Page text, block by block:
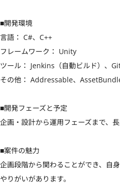
■開発環境
言語： C#、C++
フレームワーク： Unity
ツール： Jenkins（自動ビルド）、
その他： Addressable、
■開発フェーズと予定
企画・設計から運用フェーズまで、
■案件の魅力
企画段階から関わることができ、自
やりがいがあります。